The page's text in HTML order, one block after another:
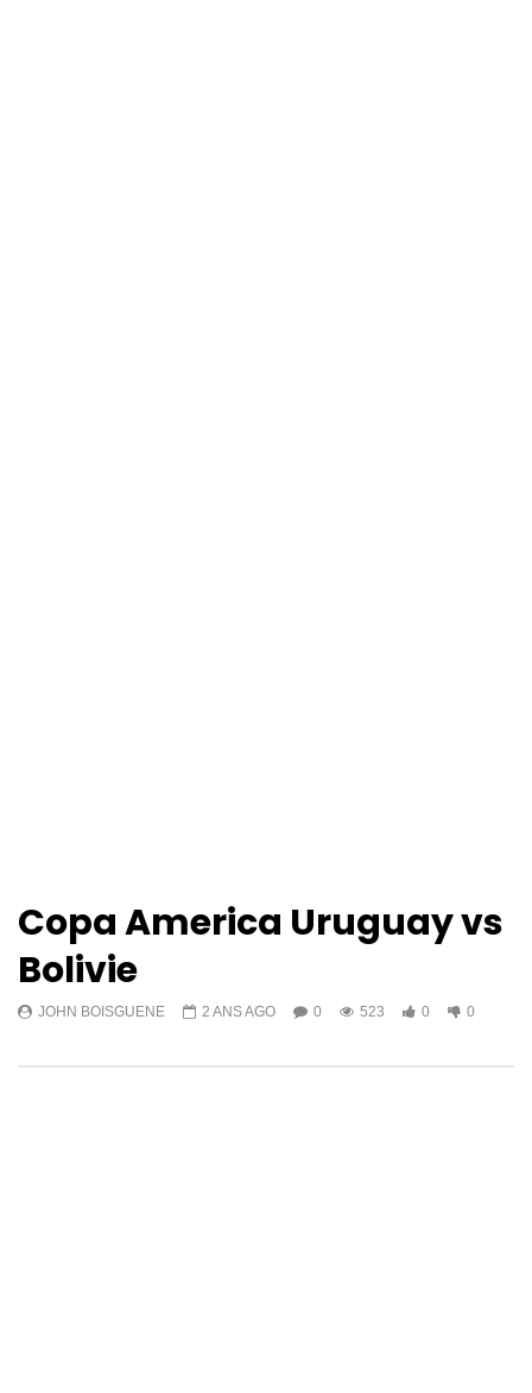
Copa America Uruguay vs
Bolivie
JOHN BOISGUENE 2 ANS AGO 0 523 0 0